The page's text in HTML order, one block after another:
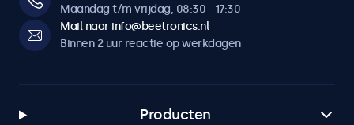
Maandag t/m vrijdag, 08:30 - 17:30
Mail naar info@beetronics.nl
Binnen 2 uur reactie op werkdagen
Producten